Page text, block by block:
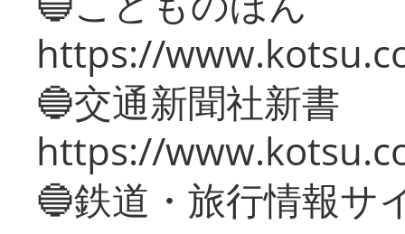
https://
🔵交通新聞社新書
https://
🔵鉄道・旅行情報サ